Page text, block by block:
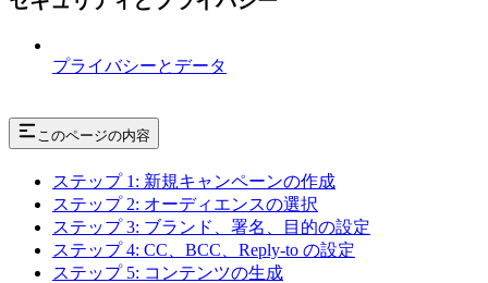
プライバシーとデータ
このページの内容
ステップ 1: 新規キャンペーンの作成
ステップ 2: オーディエンスの選択
ステップ 3: ブランド、署名、目的の設定
ステップ 4: CC、BCC、Reply-to の設定
ステップ 5: コンテンツの生成